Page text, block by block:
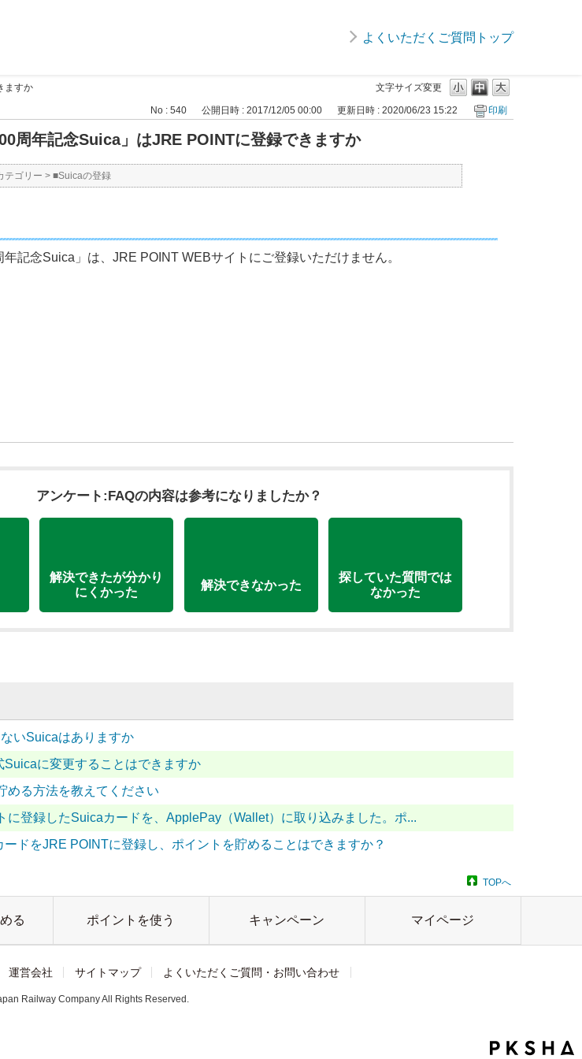
よくいただくご質問トップ
文字サイズ変更
ますか
No : 540 公開日時 : 2017/12/05 00:00 更新日時 : 2020/06/23 15:22 印刷
周年記念Suica」はJRE POINTに登録できますか
テゴリー > ■Suicaの登録
年記念Suica」は、JRE POINT WEBサイトにご登録いただけません。
アンケート:FAQの内容は参考になりましたか？
解決できたが分かり
にくかった
解決できなかった
探していた質問では
なかった
いSuicaはありますか
に変更することはできますか
める方法を教えてください
に登録したSuicaカードを、ApplePay（Wallet）に取り込みました。ポ...
ドをJRE POINTに登録し、ポイントを貯めることはできますか？
TOPへ
る ポイントを使う キャンペーン マイページ
運営会社 サイトマップ よくいただくご質問・お問い合わせ
Railway Company All Rights Reserved.